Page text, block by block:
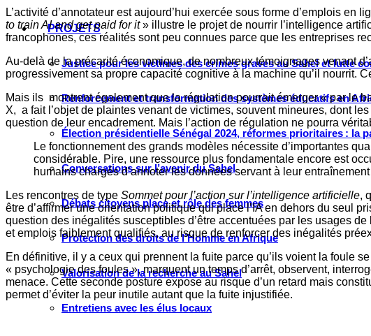
PROJETS
Justice pour les victimes des crimes graves au Sahel et lutte
Renforcement et transformation des systèmes éducatifs en
Élection présidentielle Sénégal 2024, réformes prioritaires : la
Conversations sur l’avenir du Sahel
Débats citoyens place et rôle des femmes
Protection des droits de l’Homme en Afrique
Valorisation de la recherche au Sahel
Entretiens avec les élus locaux
L’activité d’annotateur est aujourd’hui exercée sous forme d’emplois en
to train AI and get paid for it» illustre le projet de nourrir l’intelligence
francophones, ces réalités sont peu connues parce que les entreprises
Au-delà de la précarité économique, de nombreux témoignages venant
progressivement sa propre capacité cognitive à la machine qu’il nourrit.
Mais ils montrent également que la régulation pourrait émerger « par le
X, a fait l’objet de plaintes venant de victimes, souvent mineures, dont
question de leur encadrement. Mais l’action de régulation ne pourra
Le fonctionnement des grands modèles nécessite d’importantes
considérable. Pire, une ressource plus fondamentale encore est
humains chargés d’annoter les données servant à leur entraînement
Les rencontres de type Sommet pour l’action sur l’intelligence artificielle,
être d’affirmer une orientation politique qui place l’IA en dehors du seul
question des inégalités susceptibles d’être accentuées par les usages
et emplois faiblement qualifiés, au risque de renforcer des inégalités
En définitive, il y a ceux qui prennent la fuite parce qu’ils voient la foule
« psychologie des foules », marquent un temps d’arrêt, observent,
menace. Cette seconde posture expose au risque d’un retard mais
permet d’éviter la peur inutile autant que la fuite injustifiée.